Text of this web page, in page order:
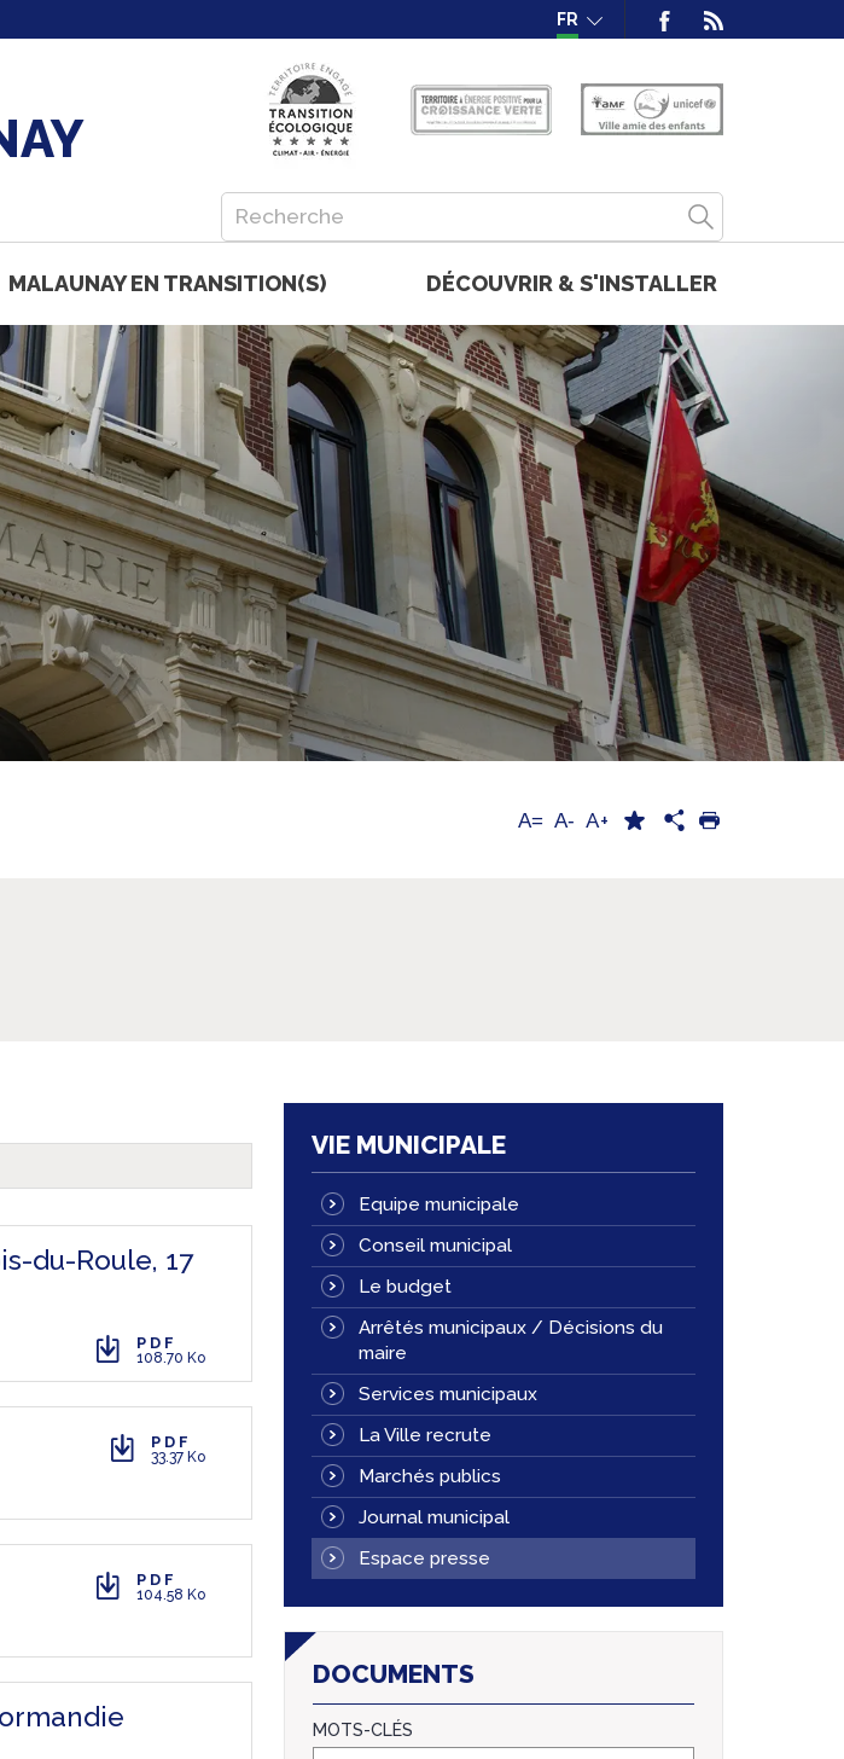
FR
MALAUNAY EN TRANSITION(S) DÉCOUVRIR & S'INSTALLER
A= A- A+
du-Roule, 17
PDF
108.70 Ko
PDF
33.37 Ko
PDF
104.58 Ko
VIE MUNICIPALE
Equipe municipale
Conseil municipal
Le budget
Arrêtés municipaux / Décisions du
maire
Services municipaux
La Ville recrute
Marchés publics
Journal municipal
Espace presse
DOCUMENTS
MOTS-CLÉS